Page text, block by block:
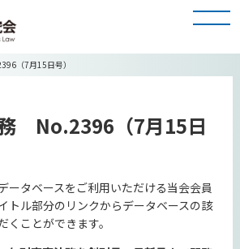
（7月15日号）
No.2396（7月15日
ータベースをご利用いただける当会会員
トル部分のリンクからデータベースの該
くことができます。